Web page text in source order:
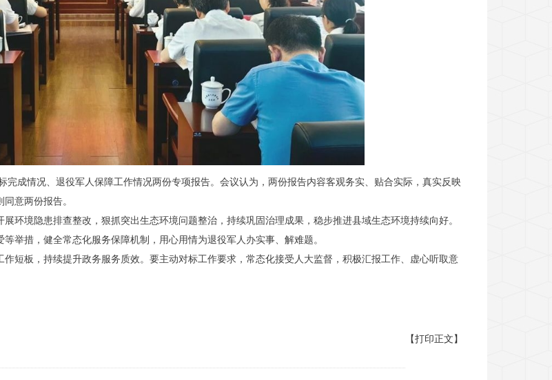
成情况、退役军人保障工作情况两份专项报告。会议认为，两份报告内容客观务实、贴合实际，真实反映
意两份报告。
环境隐患排查整改，狠抓突出生态环境问题整治，持续巩固治理成果，稳步推进县域生态环境持续向好。
举措，健全常态化服务保障机制，用心用情为退役军人办实事、解难题。
短板，持续提升政务服务质效。要主动对标工作要求，常态化接受人大监督，积极汇报工作、虚心听取意
【打印正文】